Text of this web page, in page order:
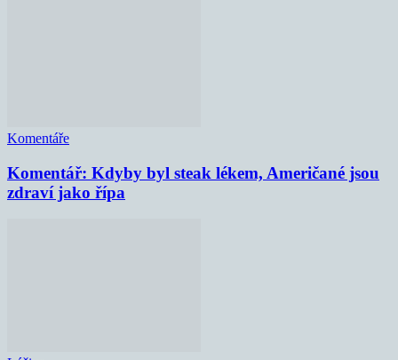
Komentáře
Komentář: Kdyby byl steak lékem, Američané jsou
zdraví jako řípa